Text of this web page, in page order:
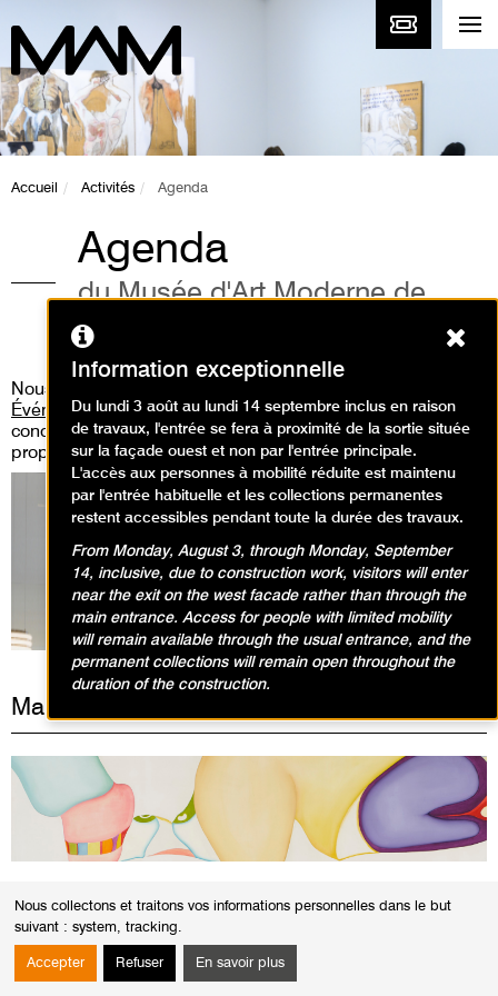
Nous collectons et traitons vos informations personnelles dans le but
suivant : system, tracking.
Accepter Refuser En savoir plus
Accueil Activités Agenda
Agenda
du Musée d'Art Moderne de
Paris
Nous vous invitons aussi à consulter
Événements» où vous pourrez découvrir les performances,
concert live, workshop, médiation guidée que nous
proposons.
Expositions en cours
Mardi 2 juillet 2024
Visites-conférences dans l'exposition
Présences arabes
Information exceptionnelle
Du lundi 3 août au lundi 14 septembre inclus en raison
de travaux, l'entrée se fera à proximité de la sortie située
sur la façade ouest et non par l'entrée principale.
L'accès aux personnes à mobilité réduite est maintenu
par l'entrée habituelle et les collections permanentes
restent accessibles pendant toute la durée des travaux.
From Monday, August 3, through Monday, September
14, inclusive, due to construction work, visitors will enter
near the exit on the west facade rather than through the
main entrance. Access for people with limited mobility
will remain available through the usual entrance, and the
permanent collections will remain open throughout the
duration of the construction.